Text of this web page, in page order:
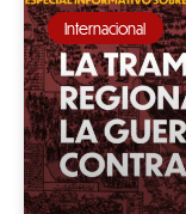
Internacional